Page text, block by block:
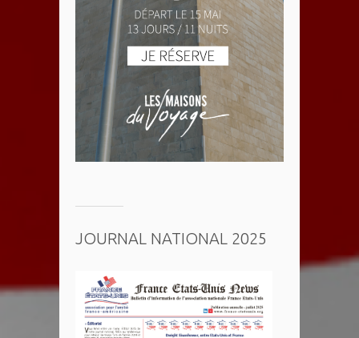
JOURNAL NATIONAL 2025